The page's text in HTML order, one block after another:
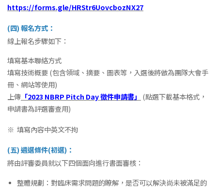
https://forms.gle/HRStr6UovcbozNX27
(四) 報名方式：
線上報名步驟如下：
填寫基本聯絡方式
填寫技術概要 (包含領域、摘要、圖表等，入選後將做為團隊大會手
冊、網站等使用)
上傳 「2023 NBRP Pitch Day 徵件申請書」
(點選下載基本格式，
申請書為評選審查用)
※ 填寫內容中英文不拘
(五) 遴選條件(初選)：
將由評審委員就以下四個面向進行書面審核：
整體規劃：對臨床需求問題的瞭解，是否可以解決尚未被滿足的